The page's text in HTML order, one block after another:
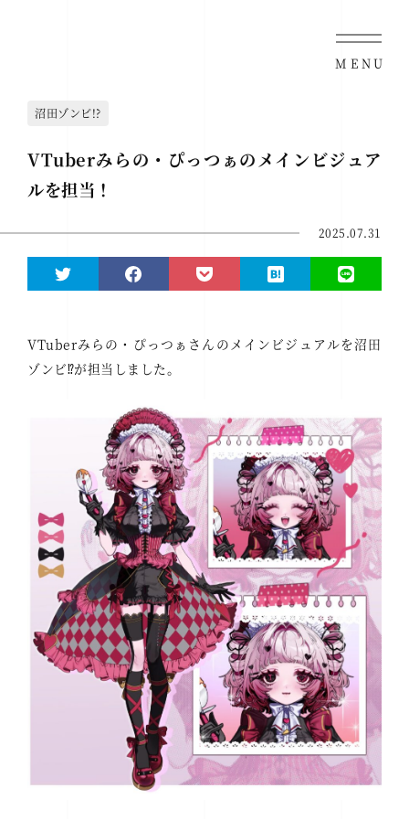
MENU
沼田ゾンビ!?
VTuberみらの・ぴっつぁのメインビジュア
ルを担当！
2025.07.31
VTuberみらの・ぴっつぁさんのメインビジュアルを沼田
ゾンビ⁉︎が担当しました。